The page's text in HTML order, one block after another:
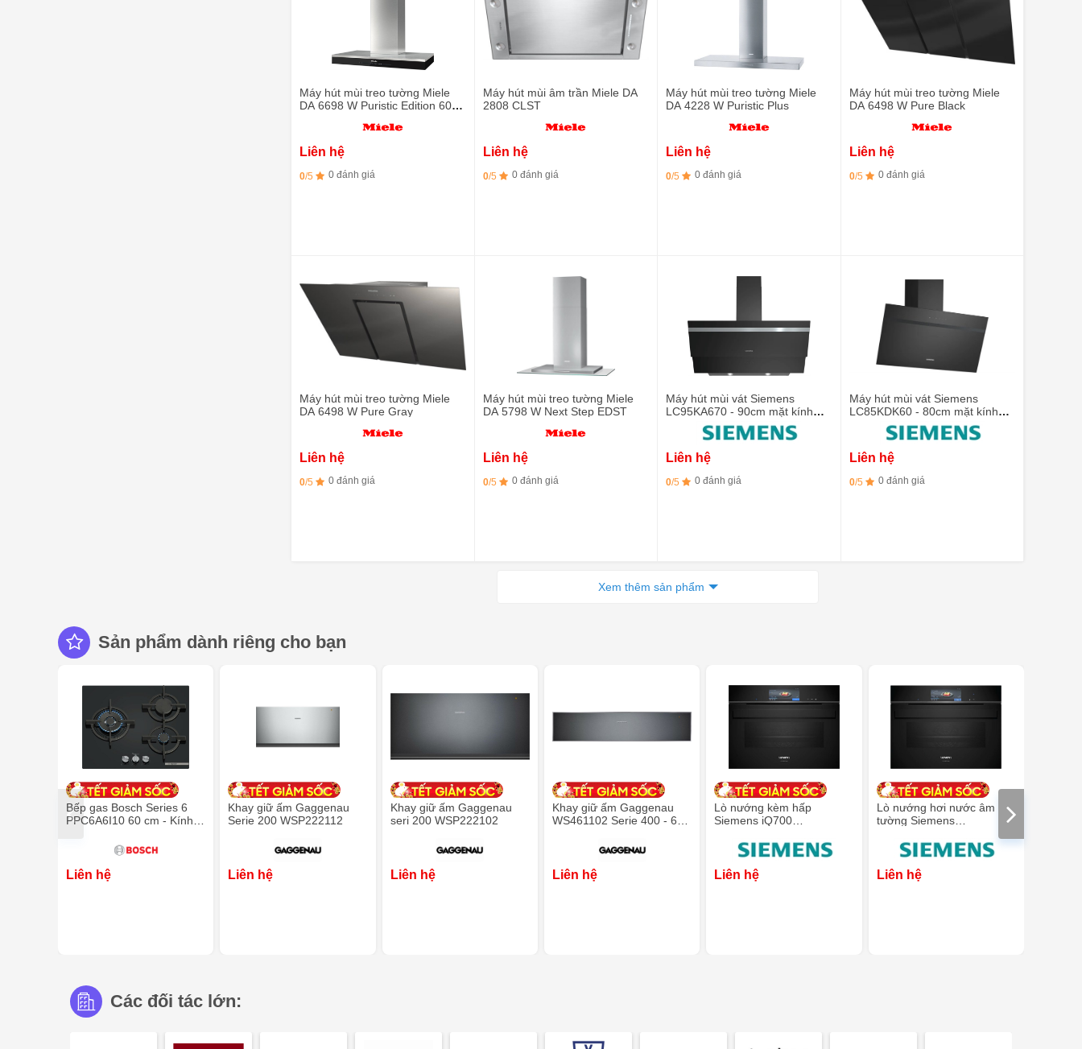
Máy hút mùi treo tường Miele
DA 6698 W Puristic Edition 6000
Liên hệ
0/5 0 đánh giá
Máy hút mùi âm trần Miele DA
2808 CLST
Liên hệ
0/5 0 đánh giá
Máy hút mùi treo tường Miele
DA 4228 W Puristic Plus
Liên hệ
0/5 0 đánh giá
Máy hút mùi treo tường Miele
DA 6498 W Pure Black
Liên hệ
0/5 0 đánh giá
Máy hút mùi treo tường Miele
DA 6498 W Pure Gray
Liên hệ
0/5 0 đánh giá
Máy hút mùi treo tường Miele
DA 5798 W Next Step EDST
Liên hệ
0/5 0 đánh giá
Máy hút mùi vát Siemens
LC95KA670 - 90cm mặt kính
Liên hệ
0/5 0 đánh giá
Máy hút mùi vát Siemens
LC85KDK60 - 80cm mặt kính
Liên hệ
0/5 0 đánh giá
Xem thêm sản phẩm
Sản phẩm dành riêng cho bạn
Bếp gas Bosch Series 6
PPC6A6I10 60 cm - Kính
Liên hệ
Khay giữ ấm Gaggenau
Serie 200 WSP222112
Liên hệ
Khay giữ ấm Gaggenau
seri 200 WSP222102
Liên hệ
Khay giữ ấm Gaggenau
WS461102 Serie 400 - 60
Liên hệ
Lò nướng kèm hấp
Siemens iQ700
45 cm
Liên hệ
Lò nướng hơi nước âm
tường Siemens
gọn 60 x 45 cm màu đen
Liên hệ
Các đối tác lớn: